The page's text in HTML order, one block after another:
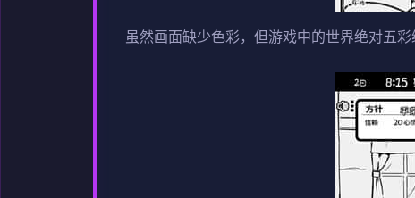
虽然画面缺少色彩，但游戏中的世界绝对五